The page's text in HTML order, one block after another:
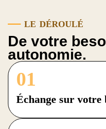
—le déroulé
De votre
autonomie.
01
Échange sur votre